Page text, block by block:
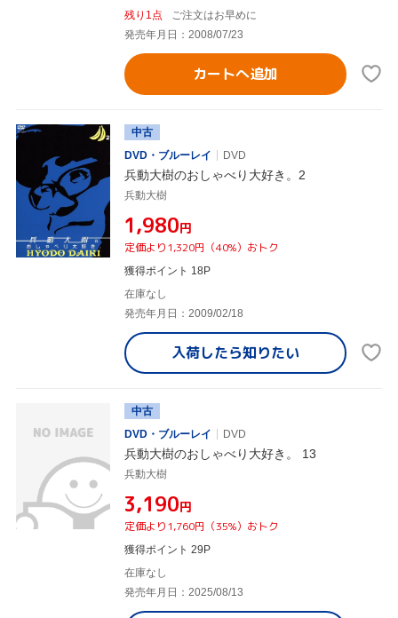
残り1点
ご注文はお早めに
発売年月日：2008/07/23
カートへ追加
中古
DVD・ブルーレイ
DVD
兵動大樹のおしゃべり大好き。2
兵動大樹
¥1,980円
定価より1,320円（40%）おトク
獲得ポイント 18P
在庫なし
発売年月日：2009/02/18
入荷したら知りたい
中古
DVD・ブルーレイ
DVD
兵動大樹のおしゃべり大好き。 13
兵動大樹
¥3,190円
定価より1,760円（35%）おトク
獲得ポイント 29P
在庫なし
発売年月日：2025/08/13